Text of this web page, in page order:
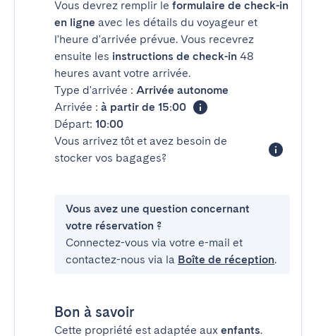
Vous devrez remplir le formulaire de check-in
en ligne avec les détails du voyageur et
l'heure d'arrivée prévue. Vous recevrez
ensuite les instructions de check-in 48
heures avant votre arrivée.
Type d'arrivée : Arrivée autonome
Arrivée : à partir de 15:00
Départ: 10:00
Vous arrivez tôt et avez besoin de
stocker vos bagages?
Vous avez une question concernant
votre réservation ?
Connectez-vous via votre e-mail et
contactez-nous via la Boîte de réception.
Bon à savoir
Cette propriété est adaptée aux enfants.